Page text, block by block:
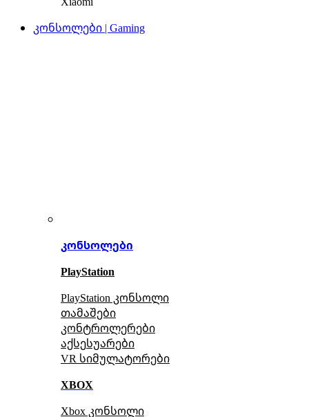
კონსოლები | Gaming
კონსოლები
PlayStation
PlayStation კონსოლი
თამაშები
კონტროლერები
აქსესუარები
VR სიმულატორები
XBOX
Xbox კონსოლი